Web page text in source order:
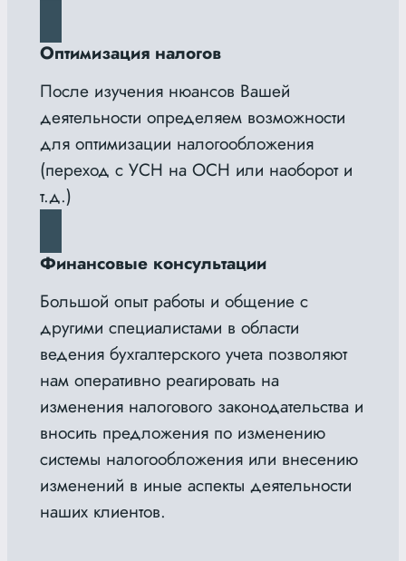
Оптимизация налогов
После изучения нюансов Вашей
деятельности определяем возможности
для оптимизации налогообложения
(переход с УСН на ОСН или наоборот и
т.д.)
Финансовые консультации
Большой опыт работы и общение с
другими специалистами в области
ведения бухгалтерского учета позволяют
нам оперативно реагировать на
изменения налогового законодательства и
вносить предложения по изменению
системы налогообложения или внесению
изменений в иные аспекты деятельности
наших клиентов.